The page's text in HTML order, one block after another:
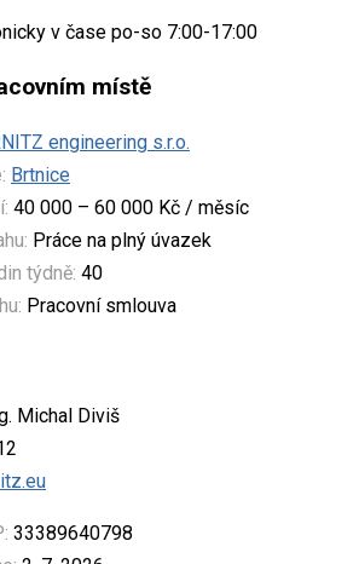
v čase po-so 7:00-17:00
místě
engineering s.r.o.
Brtnice
40 000 – 60 000 Kč / měsíc
Práce na plný úvazek
týdně: 40
Pracovní smlouva
Michal Diviš
33389640798